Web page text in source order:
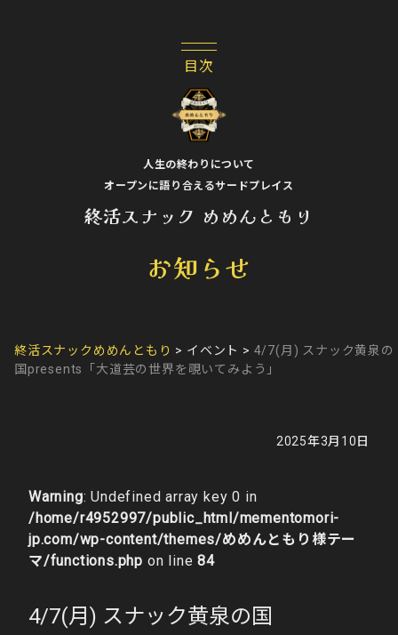
人生の終わりについて
オープンに語り合えるサードプレイス
終活スナック めめんともり
お知らせ
終活スナックめめんともり > イベント > 4/7(月) スナック黄泉の
国presents「大道芸の世界を覗いてみよう」
2025年3月10日
Warning: Undefined array key 0 in
/home/r4952997/public_html/mementomori-
jp.com/wp-content/themes/めめんともり様テー
マ/functions.php on line84
4/7(月) スナック黄泉の国